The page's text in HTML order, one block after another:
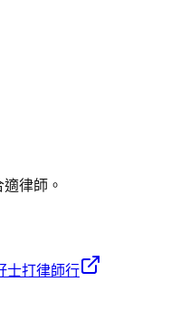
律師。
士打律師行